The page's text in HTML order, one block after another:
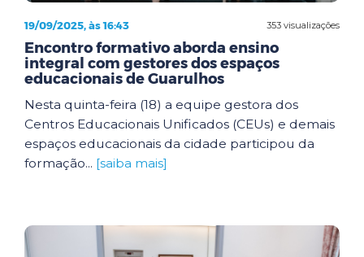
353 visualizações
19/09/2025, às 16:43
Encontro formativo aborda ensino
integral com gestores dos espaços
educacionais de Guarulhos
Nesta quinta-feira (18) a equipe gestora dos
Centros Educacionais Unificados (CEUs) e demais
espaços educacionais da cidade participou da
formação... [saiba mais]